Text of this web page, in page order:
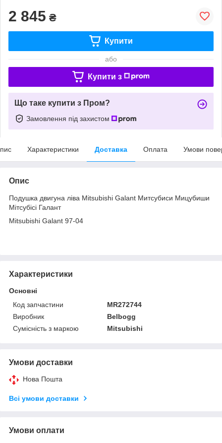
2 845 ₴
Купити
або
Купити з
Що таке купити з Пром?
Замовлення під захистом
Характеристики Доставка Оплата Умови
Опис
Подушка двигуна ліва Mitsubishi Galant Митсубиси Мицубиши
Мітсубісі Галант
Mitsubishi Galant 97-04
Характеристики
Основні
Код запчастини
MR272744
Виробник
Belbogg
Сумісність з маркою
Mitsubishi
Умови доставки
Нова Пошта
Всі умови доставки
Умови оплати